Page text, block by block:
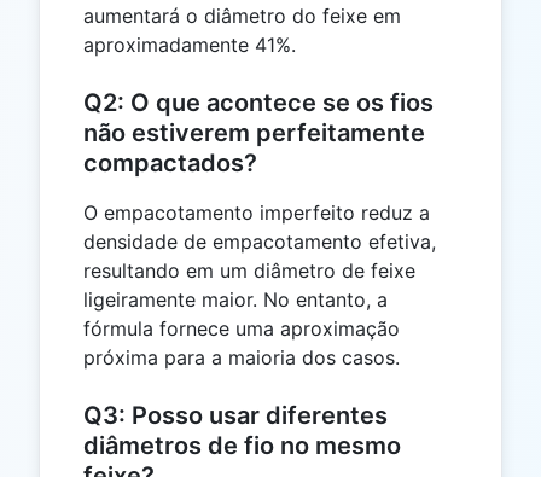
aumentará o diâmetro do feixe em
aproximadamente 41%.
Q2: O que acontece se os fios
não estiverem perfeitamente
compactados?
O empacotamento imperfeito reduz a
densidade de empacotamento efetiva,
resultando em um diâmetro de feixe
ligeiramente maior. No entanto, a
fórmula fornece uma aproximação
próxima para a maioria dos casos.
Q3: Posso usar diferentes
diâmetros de fio no mesmo